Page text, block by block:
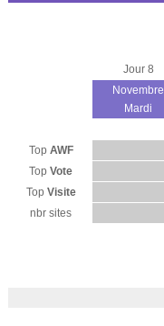
Jour 8
Novembre
Mardi
Top AWF
Top Vote
Top Visite
nbr sites